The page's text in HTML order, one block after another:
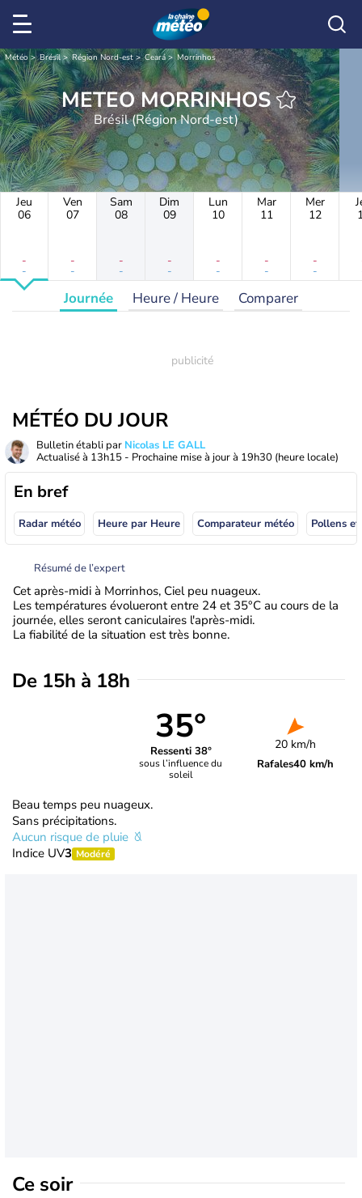
Météo Brésil Région Nord-est Ceará Morrinhos
METEO MORRINHOS
Brésil (Région Nord-est)
Jeu
06
-
-
Ven
07
-
-
Sam
08
-
-
Dim
09
-
-
Lun
10
-
-
Mar
11
-
-
Mer
12
-
-
Journée Heure / Heure Comparer
MÉTÉO DU JOUR
Bulletin établi par Nicolas LE GALL
Actualisé à 13h15 - Prochaine mise à jour à 19h30 (heure locale)
En bref
Radar météo Heure par Heure Comparateur météo Pollens
Résumé de l’expert
Cet après-midi à Morrinhos, Ciel peu nuageux.
Les températures évolueront entre 24 et 35°C au cours de la
journée, elles seront caniculaires l'après-midi.
La fiabilité de la situation est très bonne.
De 15h à 18h
35°
Ressenti 38°
sous l’influence du
soleil
20 km/h
Rafales40 km/h
Beau temps peu nuageux.
Sans précipitations.
Aucun risque de pluie
Indice UV3 Modéré
Ce soir